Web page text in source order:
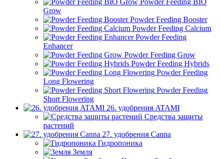
Powder Feeding BIO
Grow
Powder Feeding Booster
Powder Feeding Calcium
Powder Feeding
Enhancer
Powder Feeding Grow
Powder Feeding Hybrids
Powder Feeding
Long Flowering
Powder Feeding
Short Flowering
26. удобрения ATAMI
Средства защиты
растений
27. удобрения Canna
Гидропоника
Земля